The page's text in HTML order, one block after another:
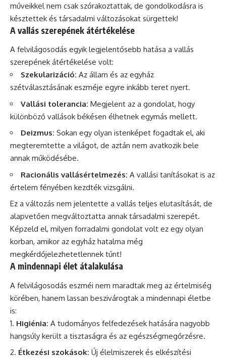
műveikkel nem csak szórakoztattak, de gondolkodásra is
késztettek és társadalmi változásokat sürgettek!
A vallás szerepének átértékelése
A felvilágosodás egyik legjelentősebb hatása a vallás
szerepének átértékelése volt:
Szekularizáció: Az állam és az egyház
szétválasztásának eszméje egyre inkább teret nyert.
Vallási tolerancia: Megjelent az a gondolat, hogy
különböző vallások békésen élhetnek egymás mellett.
Deizmus: Sokan egy olyan istenképet fogadtak el, aki
megteremtette a világot, de aztán nem avatkozik bele
annak működésébe.
Racionális vallásértelmezés: A vallási tanításokat is az
értelem fényében kezdték vizsgálni.
Ez a változás nem jelentette a vallás teljes elutasítását, de
alapvetően megváltoztatta annak társadalmi szerepét.
Képzeld el, milyen forradalmi gondolat volt ez egy olyan
korban, amikor az egyház hatalma még
megkérdőjelezhetetlennek tűnt!
A mindennapi élet átalakulása
A felvilágosodás eszméi nem maradtak meg az értelmiség
körében, hanem lassan beszivárogtak a mindennapi életbe
is:
Higiénia: A tudományos felfedezések hatására nagyobb
hangsúly került a tisztaságra és az egészségmegőrzésre.
Étkezési szokások: Új élelmiszerek és elkészítési